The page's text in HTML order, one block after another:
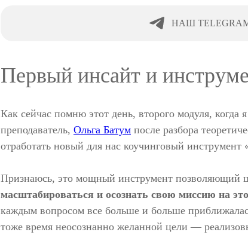
НАШ
Первый инсайт и
Как сейчас помню этот день, второго модуля,
преподаватель, Ольга Батум после разбора
отработать новый для нас коучинговый инструмент
Признаюсь, это мощный инструмент позволяющий
масштабироваться и осознать свою миссию на
каждым вопросом все больше и больше
тоже время неосознанно желанной цели —